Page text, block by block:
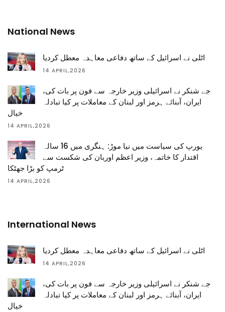
National News
اٹلی نے اسرائیل کے ساتھ دفاعی معاہدہ معطل کردیا
14 APRIL,2026
جے شنکر نے اسرائیلی وزیر خارجہ سے فون پر بات کی،
ایران، آبنائے ہرمز اور لبنان کے معاملات پر کیا تبادلہ
خیال
14 APRIL,2026
یورپ کی سیاست میں نیا موڑ: ہنگری میں 16 سالہ
اقتدار کا خاتمہ، وزیر اعظم اوربان کی شکست سے
ٹرمپ کو بڑا جھٹکا
14 APRIL,2026
International News
اٹلی نے اسرائیل کے ساتھ دفاعی معاہدہ معطل کردیا
14 APRIL,2026
جے شنکر نے اسرائیلی وزیر خارجہ سے فون پر بات کی،
ایران، آبنائے ہرمز اور لبنان کے معاملات پر کیا تبادلہ
خیال